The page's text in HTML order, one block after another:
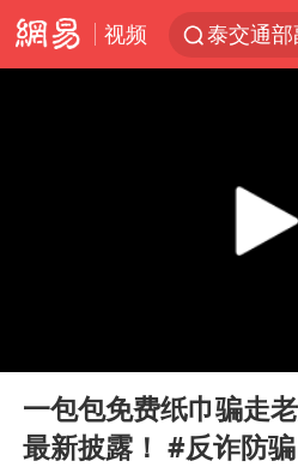
视频
男子结
Play
一包包免费纸巾骗走
最新披露！ #反诈防骗